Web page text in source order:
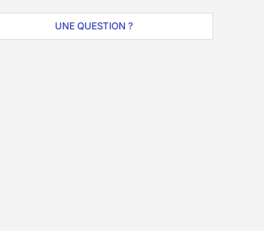
UNE QUESTION ?